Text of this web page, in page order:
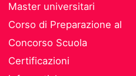
Master universitari
Corso di Preparazione al
Concorso Scuola
Certificazioni